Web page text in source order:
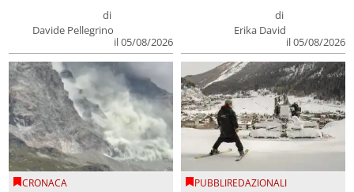
di
Davide Pellegrino
il 05/08/2026
di
Erika David
il 05/08/2026
CRONACA PUBBLIREDAZIONALI